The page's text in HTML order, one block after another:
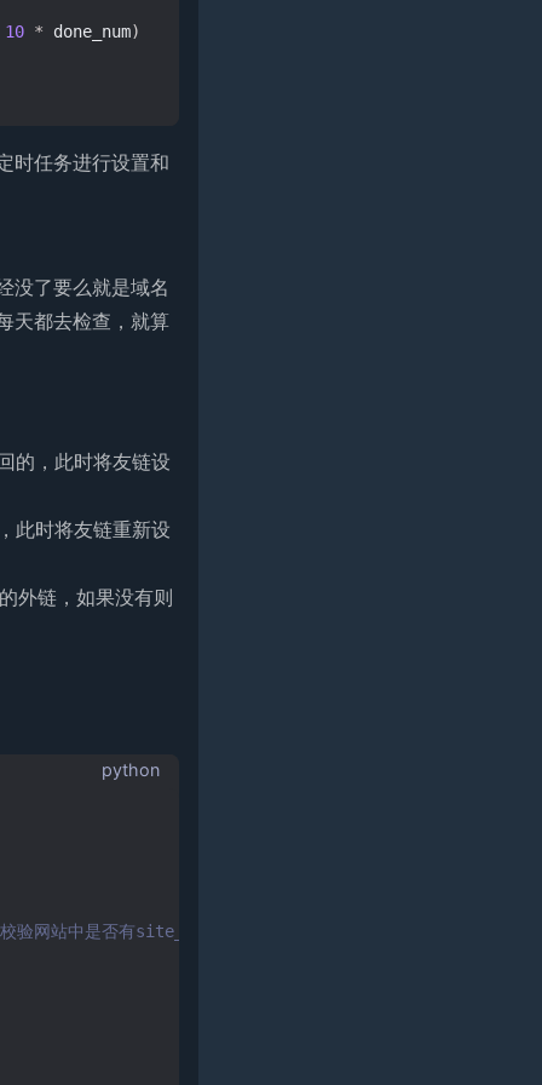
10 * done_num)
时任务进行设置和
没了要么就是域名
天都去检查，就算
的，此时将友链设
此时将友链重新设
外链，如果没有则
python
验网站中是否有site_link外链